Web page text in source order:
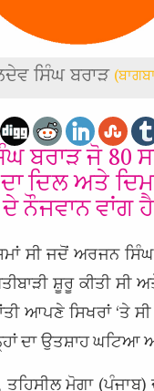
ਸਿੰਘ ਬਰਾੜ
ਬਰਾੜ ਜੋ 80
ਦਿਲ ਅਤੇ
ਦੇ ਨੌਜਵਾਨ ਵਾਂਗ ਹੈ
ਸੀ ਜਦੋਂ ਅਰਜਨ
ਸ਼ੂਰੂ ਕੀਤੀ ਸੀ
ਆਪਣੇ ਸਿਖਰਾਂ ‘ਤੇ
ਦਾ ਉਤਸ਼ਾਹ ਘਟਿਆ
ਤਹਿਸੀਲ ਮੋਗਾ